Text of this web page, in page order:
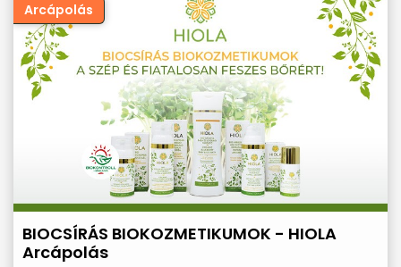
Arcápolás
BIOCSÍRÁS BIOKOZMETIKUMOK - HIOLA
Arcápolás